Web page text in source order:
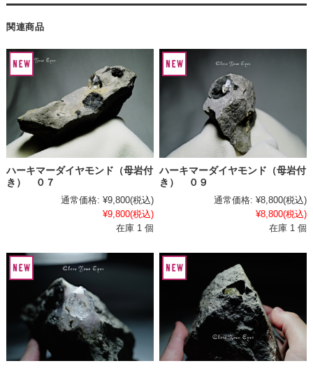
関連商品
ハーキマーダイヤモンド（母岩付
き） ０７
通常価格: ¥9,800(税込)
¥9,800(税込)
在庫 1 個
ハーキマーダイヤモンド（母岩付
き） ０９
通常価格: ¥8,800(税込)
¥8,800(税込)
在庫 1 個